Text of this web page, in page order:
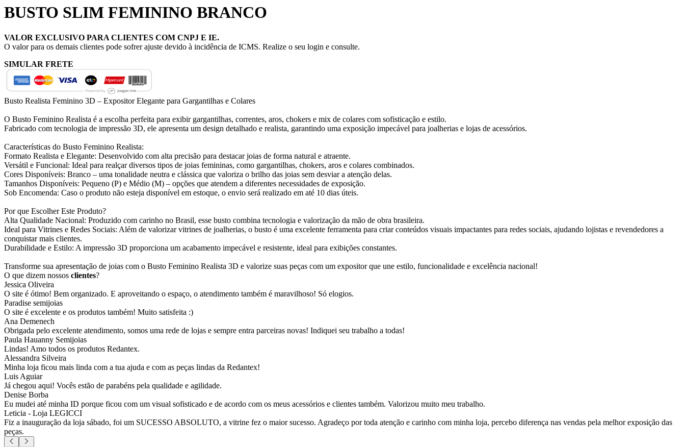
BUSTO SLIM FEMININO BRANCO
VALOR EXCLUSIVO PARA CLIENTES COM CNPJ E IE.
O valor para os demais clientes pode sofrer ajuste devido à incidência de ICMS. Realize o seu login e consulte.
SIMULAR FRETE
Busto Realista Feminino 3D – Expositor Elegante para Gargantilhas e Colares
O Busto Feminino Realista é a escolha perfeita para exibir gargantilhas, correntes, aros, chokers e mix de colares com sofisticação e estilo.
Fabricado com tecnologia de impressão 3D, ele apresenta um design detalhado e realista, garantindo uma exposição impecável para joalherias e lojas de acessórios.
Características do Busto Feminino Realista:
Formato Realista e Elegante: Desenvolvido com alta precisão para destacar joias de forma natural e atraente.
Versátil e Funcional: Ideal para realçar diversos tipos de joias femininas, como gargantilhas, chokers, aros e colares combinados.
Cores Disponíveis: Branco – uma tonalidade neutra e clássica que valoriza o brilho das joias sem desviar a atenção delas.
Tamanhos Disponíveis: Pequeno (P) e Médio (M) – opções que atendem a diferentes necessidades de exposição.
Sob Encomenda: Caso o produto não esteja disponível em estoque, o envio será realizado em até 10 dias úteis.
Por que Escolher Este Produto?
Alta Qualidade Nacional: Produzido com carinho no Brasil, esse busto combina tecnologia e valorização da mão de obra brasileira.
Ideal para Vitrines e Redes Sociais: Além de valorizar vitrines de joalherias, o busto é uma excelente ferramenta para criar conteúdos visuais impactantes para redes sociais, ajudando lojistas e revendedores a
conquistar mais clientes.
Durabilidade e Estilo: A impressão 3D proporciona um acabamento impecável e resistente, ideal para exibições constantes.
Transforme sua apresentação de joias com o Busto Feminino Realista 3D e valorize suas peças com um expositor que une estilo, funcionalidade e excelência nacional!
O que dizem nossos clientes?
Jessica Oliveira
O site é ótimo! Bem organizado. E aproveitando o espaço, o atendimento também é maravilhoso! Só elogios.
Paradise semijoias
O site é excelente e os produtos também! Muito satisfeita :)
Ana Demenech
Obrigada pelo excelente atendimento, somos uma rede de lojas e sempre entra parceiras novas! Indiquei seu trabalho a todas!
Paula Hauanny Semijoias
Lindas! Amo todos os produtos Redantex.
Alessandra Silveira
Minha loja ficou mais linda com a tua ajuda e com as peças lindas da Redantex!
Luis Aguiar
Já chegou aqui! Vocês estão de parabéns pela qualidade e agilidade.
Denise Borba
Eu mudei até minha ID porque ficou com um visual sofisticado e de acordo com os meus acessórios e clientes também. Valorizou muito meu trabalho.
Leticia - Loja LEGICCI
Fiz a inauguração da loja sábado, foi um SUCESSO ABSOLUTO, a vitrine fez o maior sucesso. Agradeço por toda atenção e carinho com minha loja, percebo diferença nas vendas pela melhor exposição das
peças.